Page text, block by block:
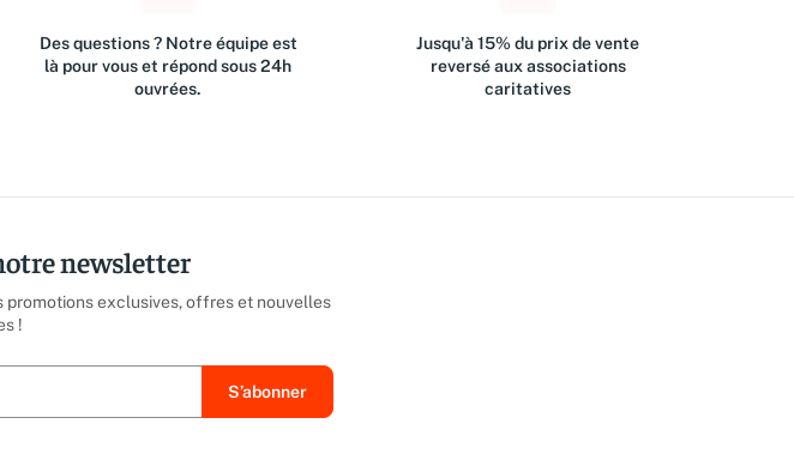
Des questions ? Notre équipe est
là pour vous et répond sous 24h
ouvrées.
Jusqu'à 15% du prix de vente
reversé aux associations
caritatives
newsletter
promotions exclusives, offres et nouvelles
!